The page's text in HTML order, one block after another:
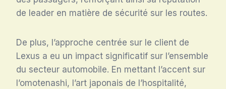
de leader en matière de sécurité sur les routes.
De plus, l’approche centrée sur le client de
Lexus a eu un impact significatif sur l’ensemble
du secteur automobile. En mettant l’accent sur
l’omotenashi, l’art japonais de l’hospitalité,